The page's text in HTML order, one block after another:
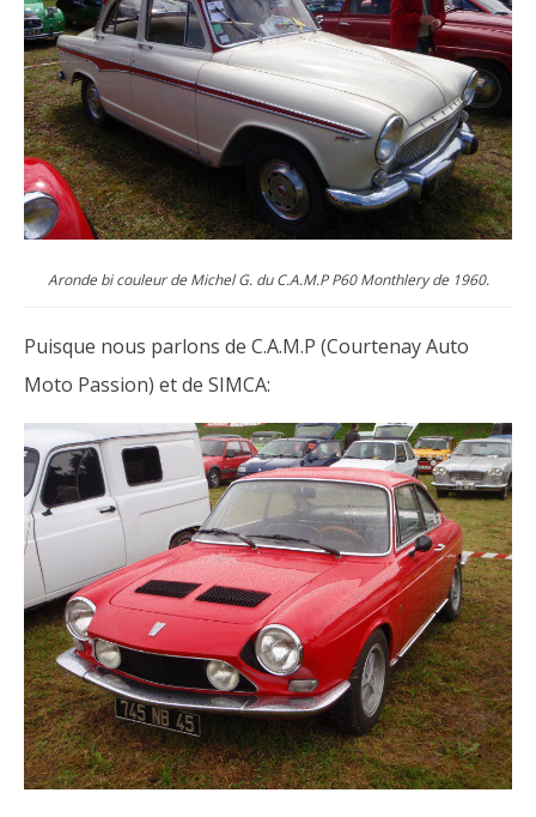
Aronde bi couleur de Michel G. du C.A.M.P P60 Monthlery de 1960.
Puisque nous parlons de C.A.M.P (Courtenay Auto
Moto Passion) et de SIMCA: